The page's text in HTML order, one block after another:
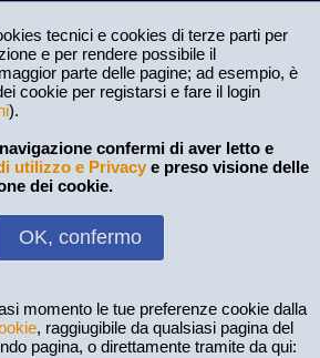
tecnici e cookies di terze parti per
e per rendere possibile il
parte delle pagine; ad esempio, è
cookie per registarsi e fare il login
).
confermi di aver letto e
utilizzo e Privacy e preso visione delle
dei cookie.
OK, confermo
momento le tue preferenze cookie dalla
, raggiugibile da qualsiasi pagina del
pagina, o direttamente tramite da qui: